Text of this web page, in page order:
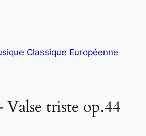
Classique Européenne
Valse triste op.44